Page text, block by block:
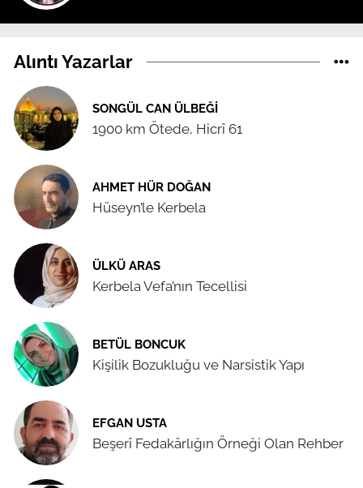
Alıntı Yazarlar
SONGÜL CAN ÜLBEĞI
1900 km Ötede, Hicrî 61
AHMET HÜR DOĞAN
Hüseyn’le Kerbela
ÜLKÜ ARAS
Kerbela Vefa’nın Tecellisi
BETÜL BONCUK
Kişilik Bozukluğu ve Narsistik Yapı
EFGAN USTA
Beşerî Fedakârlığın Örneği Olan Rehber